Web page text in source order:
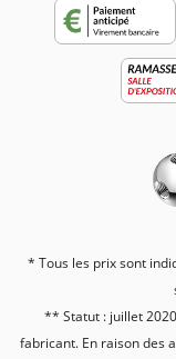
* Tous les prix sont
** Statut : juillet
fabricant. En raison des